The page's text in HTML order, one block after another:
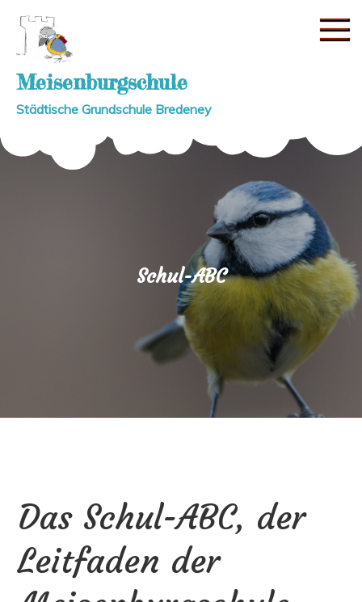
content
Meisenburgschule
Städtische Grundschule Bredeney
Schul-ABC
Das Schul-ABC, der
Leitfaden der